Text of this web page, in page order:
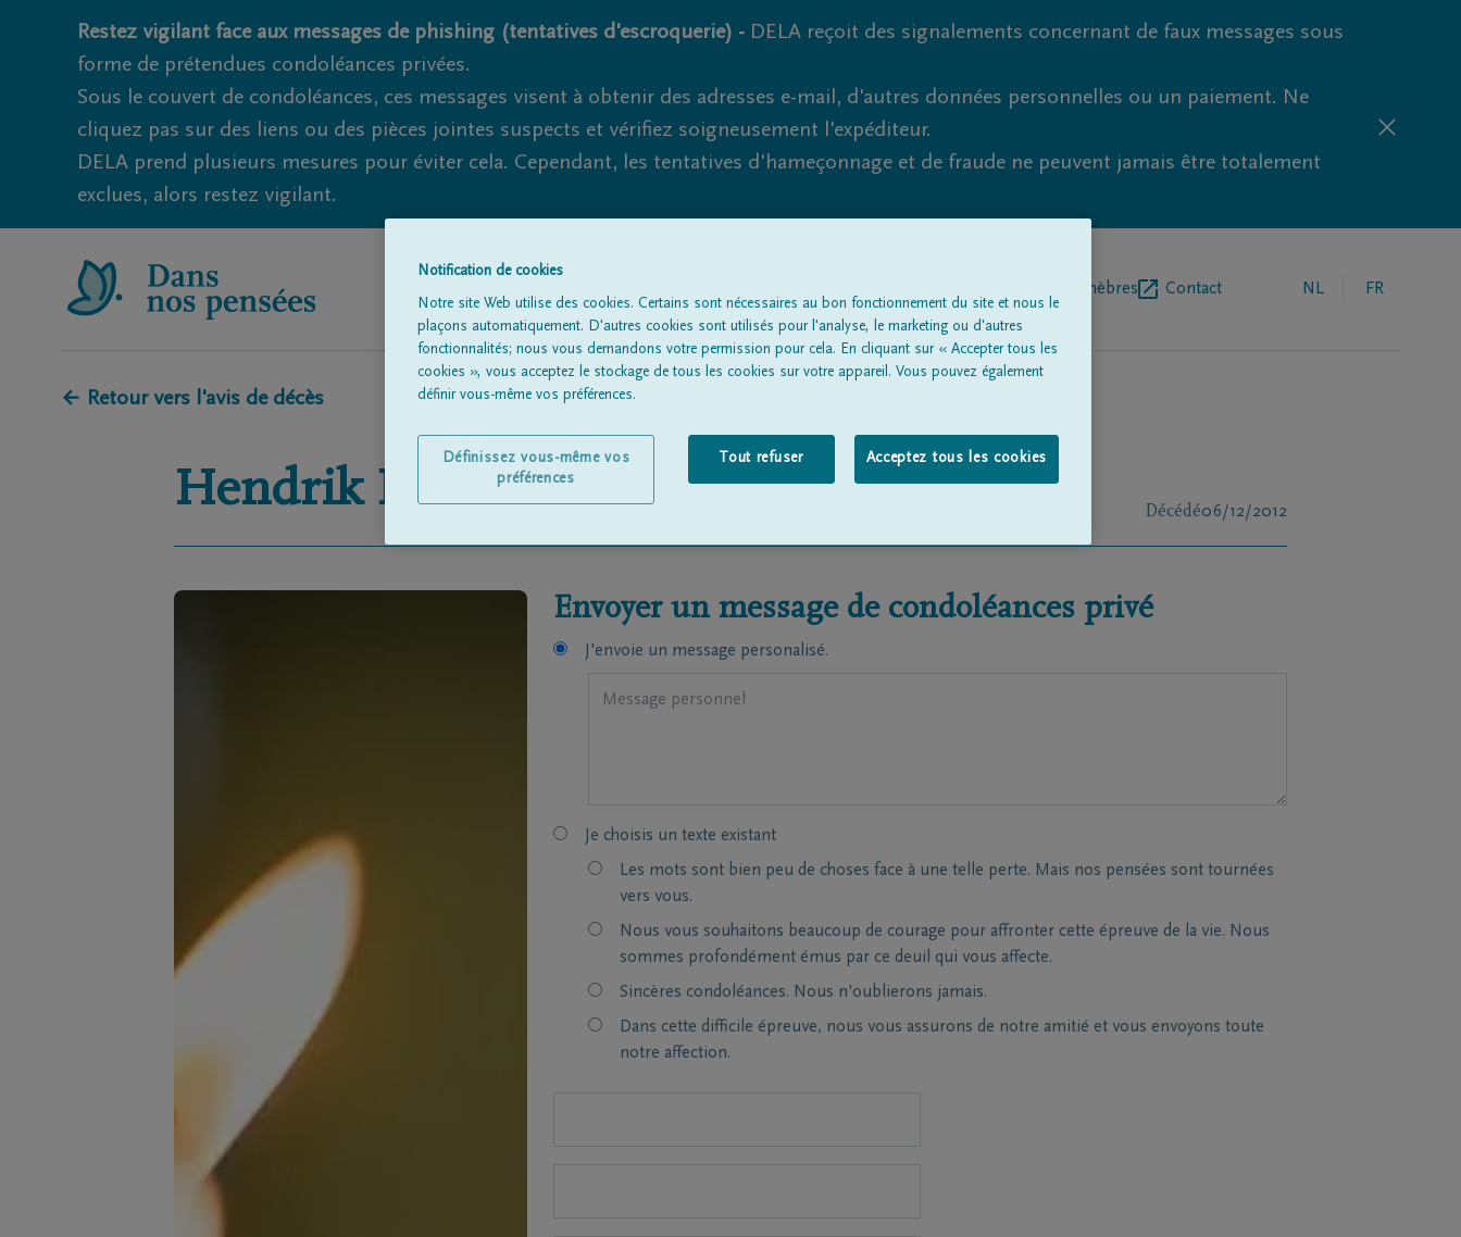
Restez vigilant face aux messages de phishing (tentatives d'escroquerie) - DELA reçoit des signalements concernant de faux messages sous
forme de prétendues condoléances privées.
Sous le couvert de condoléances, ces messages visent à obtenir des adresses e-mail, d'autres données personnelles ou un paiement. Ne
cliquez pas sur des liens ou des pièces jointes suspects et vérifiez soigneusement l'expéditeur.
DELA prend plusieurs mesures pour éviter cela. Cependant, les tentatives d'hameçonnage et de fraude ne peuvent jamais être totalement
exclues, alors restez vigilant.
Entrepreneur de pompes funèbres Contact NL FR
← Retour vers l'avis de décès
Hendrik Lodewijk De Buysere Décédé06/12/2012
Envoyer un message de condoléances privé
J'envoie un message personalisé.
Je choisis un texte existant
Les mots sont bien peu de choses face à une telle perte. Mais nos pensées sont tournées
vers vous.
Nous vous souhaitons beaucoup de courage pour affronter cette épreuve de la vie. Nous
sommes profondément émus par ce deuil qui vous affecte.
Sincères condoléances. Nous n'oublierons jamais.
Dans cette difficile épreuve, nous vous assurons de notre amitié et vous envoyons toute
notre affection.
Notification de cookies
Notre site Web utilise des cookies. Certains sont nécessaires au bon fonctionnement du site et nous le
plaçons automatiquement. D'autres cookies sont utilisés pour l'analyse, le marketing ou d'autres
fonctionnalités; nous vous demandons votre permission pour cela. En cliquant sur « Accepter tous les
cookies », vous acceptez le stockage de tous les cookies sur votre appareil. Vous pouvez également
définir vous-même vos préférences.
Tout refuser Acceptez tous les cookies
Définissez vous-même vos
préférences